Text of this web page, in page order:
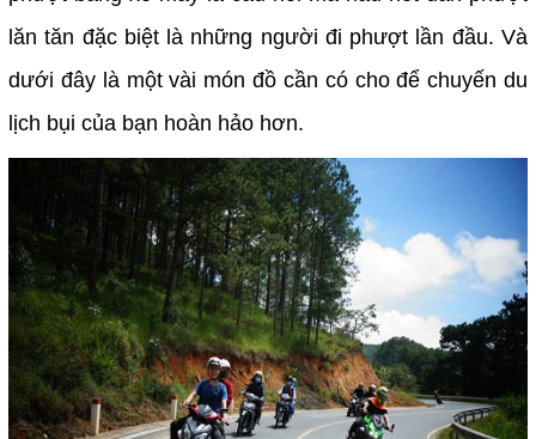
lăn tăn đặc biệt là những người đi phượt lần đầu. Và
dưới đây là một vài món đồ cần có cho để chuyến du
lịch bụi của bạn hoàn hảo hơn.